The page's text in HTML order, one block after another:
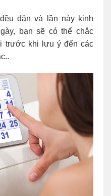
đặn và lần này kinh
bạn sẽ có thể chắc
trước khi lưu ý đến các